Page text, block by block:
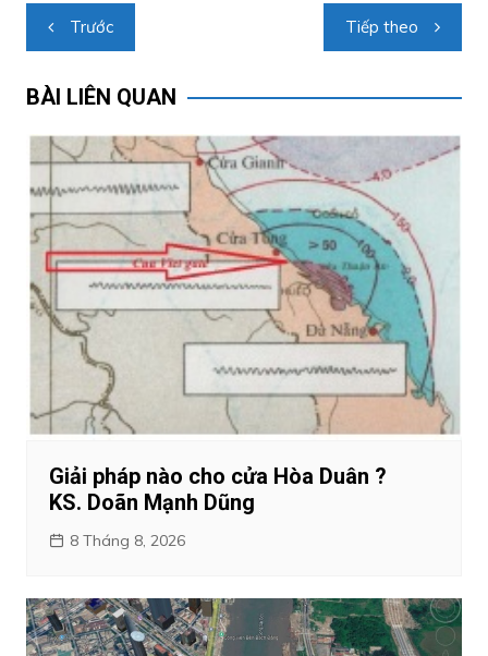
Điều
hướng
bài
Trước Tiếp theo
BÀI LIÊN QUAN
Giải pháp nào cho cửa Hòa Duân ?
KS. Doãn Mạnh Dũng
8 Tháng 8, 2026